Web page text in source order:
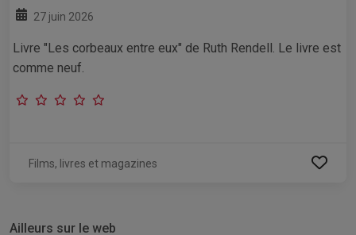
27 juin 2026
Livre "Les corbeaux entre eux" de Ruth Rendell. Le livre est
comme neuf.
Films, livres et magazines
Ailleurs sur le web